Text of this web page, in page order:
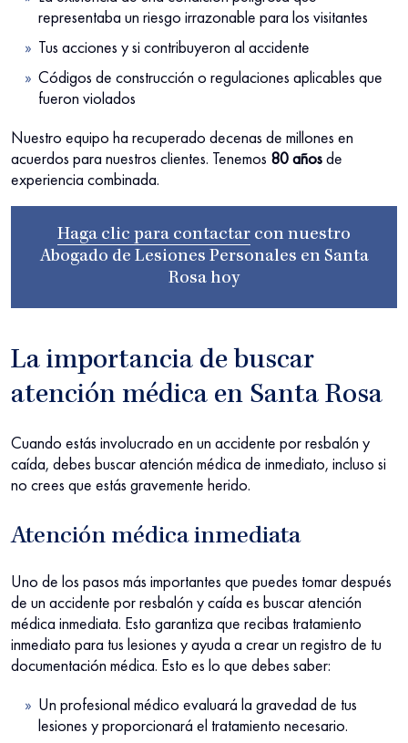
representaba un riesgo irrazonable para los visitantes
Tus acciones y si contribuyeron al accidente
Códigos de construcción o regulaciones aplicables que
fueron violados
Nuestro equipo ha recuperado decenas de millones en
acuerdos para nuestros clientes. Tenemos 80 añosde
experiencia combinada.
Haga clic para contactar con nuestro
Abogado de Lesiones Personales en Santa
Rosa hoy
La importancia de buscar
atención médica en Santa Rosa
Cuando estás involucrado en un accidente por resbalón y
caída, debes buscar atención médica de inmediato, incluso si
no crees que estás gravemente herido.
Atención médica inmediata
Uno de los pasos más importantes que puedes tomar después
de un accidente por resbalón y caída es buscar atención
médica inmediata. Esto garantiza que recibas tratamiento
inmediato para tus lesiones y ayuda a crear un registro de tu
documentación médica. Esto es lo que debes saber:
Un profesional médico evaluará la gravedad de tus
lesiones y proporcionará el tratamiento necesario.